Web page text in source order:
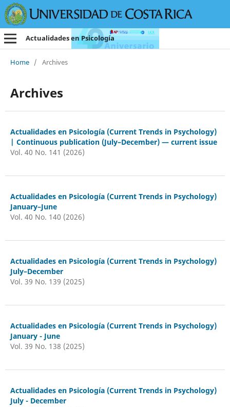
Actualidades en Psicología
Home / Archives
Archives
Actualidades en Psicología (Current Trends in Psychology)
| Continuous publication (July–December) — current issue
Vol. 40 No. 141 (2026)
Actualidades en Psicología (Current Trends in Psychology)
January–June
Vol. 40 No. 140 (2026)
Actualidades en Psicología (Current Trends in Psychology)
July–December
Vol. 39 No. 139 (2025)
Actualidades en Psicología (Current Trends in Psychology)
January - June
Vol. 39 No. 138 (2025)
Actualidades en Psicología (Current Trends in Psychology)
July - December